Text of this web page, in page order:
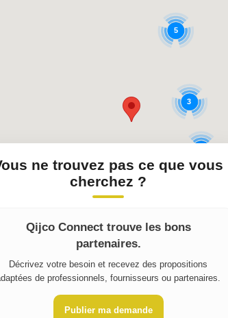
5
3
ne trouvez pas ce que vous
cherchez ?
Qijco Connect trouve les bons
partenaires.
Décrivez votre besoin et recevez des propositions
de professionnels, fournisseurs ou partenaires.
Publier ma demande